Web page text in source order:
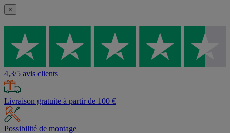
×
4,3/5 avis clients
Livraison gratuite à partir de 100 €
Possibilité de montage